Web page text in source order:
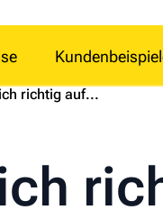
richtig auf...